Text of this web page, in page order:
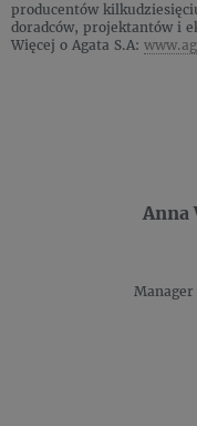
producentów
doradców, projektantów i
Więcej o Agata S.A:
Anna